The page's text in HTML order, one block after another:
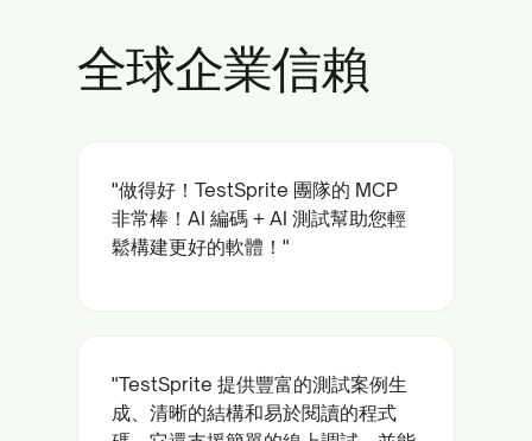
全球企業信賴
"做得好！TestSprite 團隊的 MCP
非常棒！AI 編碼 + AI 測試幫助您輕
鬆構建更好的軟體！"
"TestSprite 提供豐富的測試案例生
成、清晰的結構和易於閱讀的程式